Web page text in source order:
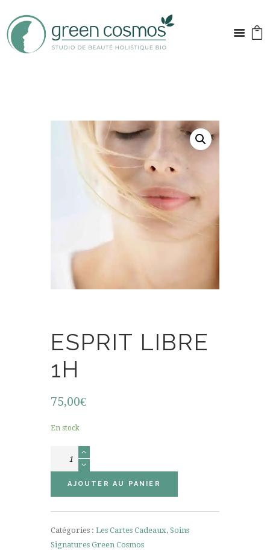
ESPRIT LIBRE
1H
75,00€
En stock
Esprit
Libre
1h
AJOUTER AU PANIER
Catégories : Les Cartes Cadeaux, Soins
Signatures Green Cosmos